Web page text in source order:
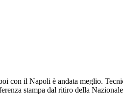
con il Napoli è andata meglio.
stampa dal ritiro della